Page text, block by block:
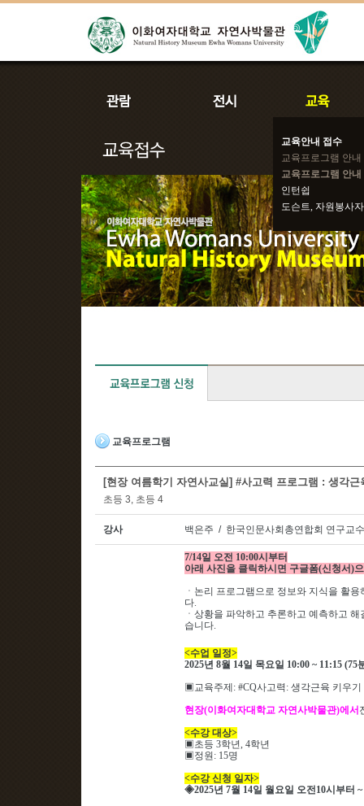
교육안내 접수
교육프로그램 안내
교육프로그램 안내
인턴쉽
도슨트, 자원봉사자
교육프로그램
[현장 여름학기 자연사교실] #사고력 프로그램 : 생각
초등 3, 초등 4
강사 백은주 / 한국인문사회총연합회 연구교
7/14일 오전 10:00시부터
아래 사진을 클릭하시면 구글폼(신청서)
ㆍ 논리 프로그램으로 정보와 지식을 활용
다.
ㆍ 상황을 파악하고 추론하고 예측하고
습니다.
<수업 일정>
2025년 8월 14일 목요일 10:00 ~ 11:15 (75
▣ 교육주제 : #CQ사고력 : 생각근육 키우기
현장(이화여자대학교 자연사박물관)에서
<수강 대상>
▣ 초등 3학년, 4학년
▣ 정원 : 15명
<수강 신청 일자>
◈2025년 7월 14일 월요일 오전10시부터